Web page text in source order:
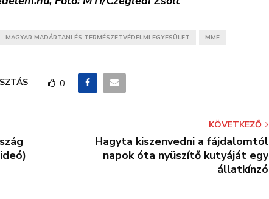
MAGYAR MADÁRTANI ÉS TERMÉSZETVÉDELMI EGYESÜLET MME
0
KÖVETKEZŐ
Hagyta kiszenvedni a fájdalomtól
napok óta nyüszítő kutyáját egy
állatkínzó